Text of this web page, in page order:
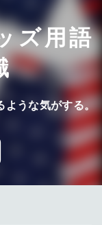
ズ用語
うな気がする。